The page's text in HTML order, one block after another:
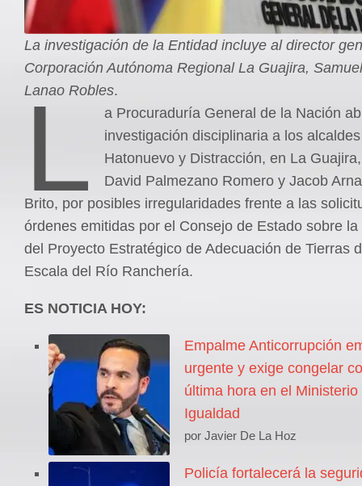
La investigación de la Entidad incluye al director
Corporación Autónoma Regional La Guajira,
Lanao Robles.
L
a Procuraduría General de la Nación
investigación disciplinaria a los
Hatonuevo y Distracción, en La
David Palmezano Romero y Jacob
Brito, por posibles irregularidades frente a las
órdenes emitidas por el Consejo de Estado sobre
del Proyecto Estratégico de Adecuación de Tierras
Escala del Río Ranchería.
ES NOTICIA HOY:
Empalme Anticorrupción
urgente y exige congelar
última hora en el Ministerio
Igualdad
por Javier De La Hoz
Policía fortalecerá la